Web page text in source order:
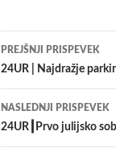
Krmarjenje
po
prispevkih
PREJŠNJI PRISPEVEK
24UR | Najdražje
NASLEDNJI PRISPEVEK
24UR┃Prvo julijsko